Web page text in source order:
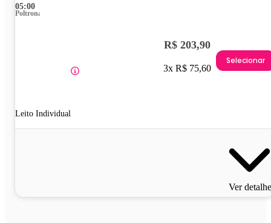
05:00
Poltrona
Leito Individual
R$ 203,90
3x R$ 75,60
Selecionar
Ver